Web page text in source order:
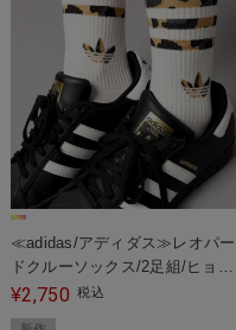
≪adidas/アディダス≫レオパー
ドクルーソックス/2足組/ヒョウ
柄
¥2,750 税込